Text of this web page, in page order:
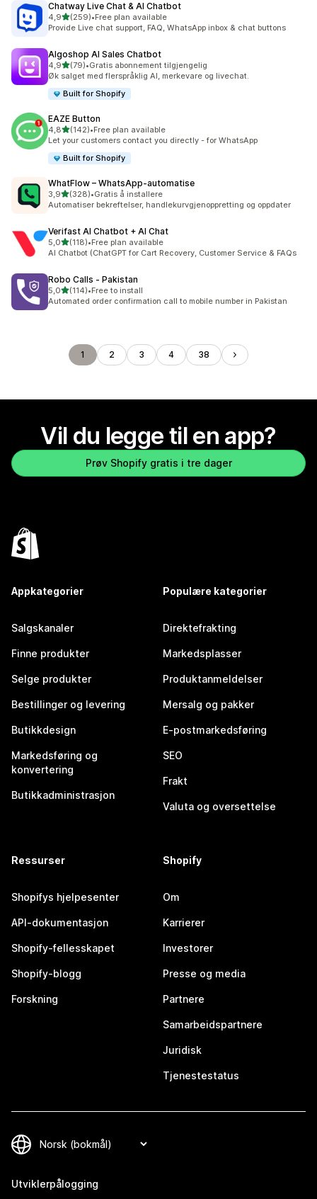
Chatway Live Chat & AI Chatbot
4,9av 5 stjerner
(259)
Totalt 259 omtaler
•Free plan available
Provide Live chat support, FAQ, WhatsApp inbox & chat buttons
Algoshop AI Sales Chatbot
4,9av 5 stjerner
(79)
Totalt 79 omtaler
•Gratis abonnement tilgjengelig
Øk salget med flerspråklig AI, merkevare og livechat.
Built for Shopify
EAZE Button
4,8av 5 stjerner
(142)
Totalt 142 omtaler
•Free plan available
Let your customers contact you directly - for WhatsApp
Built for Shopify
WhatFlow – WhatsApp‑automatise
3,9av 5 stjerner
(328)
Totalt 328 omtaler
•Gratis å installere
Automatiser bekreftelser, handlekurvgjenoppretting og oppdater
Verifast AI Chatbot + AI Chat
5,0av 5 stjerner
(118)
Totalt 118 omtaler
•Free plan available
AI Chatbot (ChatGPT for Cart Recovery, Customer Service & FAQs
Robo Calls ‑ Pakistan
5,0av 5 stjerner
(114)
Totalt 114 omtaler
•Free to install
Automated order confirmation call to mobile number in Pakistan
1 2 3 4 38
Vil du legge til en app?
Prøv Shopify gratis i tre dager
Appkategorier
Salgskanaler
Finne produkter
Selge produkter
Bestillinger og levering
Butikkdesign
Markedsføring og
konvertering
Butikkadministrasjon
Populære kategorier
Direktefrakting
Markedsplasser
Produktanmeldelser
Mersalg og pakker
E-postmarkedsføring
SEO
Frakt
Valuta og oversettelse
Ressurser
Shopifys hjelpesenter
API-dokumentasjon
Shopify-fellesskapet
Shopify-blogg
Forskning
Shopify
Om
Karrierer
Investorer
Presse og media
Partnere
Samarbeidspartnere
Juridisk
Tjenestestatus
Utviklerpålogging